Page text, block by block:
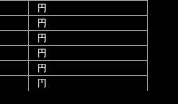
円
円
円
円
円
円